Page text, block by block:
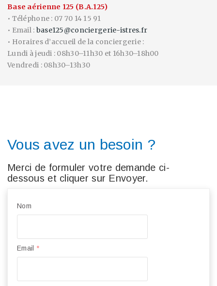
Base aérienne 125 (B.A.125)
• Téléphone : 07 70 14 15 91
• Email : base125@conciergerie-istres.fr
• Horaires d’accueil de la conciergerie :
Lundi à jeudi : 08h30–11h30 et 16h30–18h00
Vendredi : 08h30–13h30
Vous avez un besoin ?
Merci de formuler votre demande ci-
dessous et cliquer sur Envoyer.
Nom
Email *